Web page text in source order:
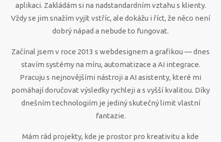
aplikaci. Zakládám si na nadstandardním vztahu s klienty.
Vždy se jim snažím vyjít vstříc, ale dokážu i říct, že něco není
dobrý nápad a nebude to fungovat.
Začínal jsem v roce 2013 s webdesignem a grafikou — dnes
stavím systémy na míru, automatizace a AI integrace.
Pracuju s nejnovějšími nástroji a AI asistenty, které mi
pomáhají doručovat výsledky rychleji a s vyšší kvalitou. Díky
dnešním technologiím je jediný skutečný limit vlastní
fantazie.
Mám rád projekty, kde je prostor pro kreativitu a kde